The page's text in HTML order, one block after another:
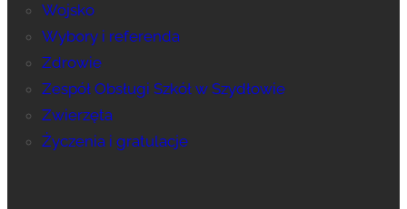
Wojsko
Wybory i referenda
Zdrowie
Zespół Obsługi Szkół w Szydłowie
Zwierzęta
Życzenia i gratulacje